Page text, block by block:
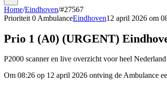
Home/Eindhoven/#27567
Prioriteit 0 AmbulanceEindhoven12 april 2026 om
Prio 1 (A0) (URGENT)
P2000 scanner en live overzicht voor heel
Om 08:26 op 12 april 2026 ontving de Ambulance